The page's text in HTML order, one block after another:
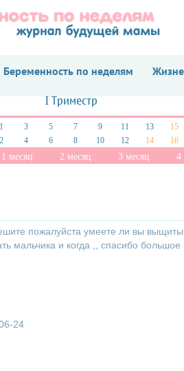
Беременность по неделям
I Триместр
1 3 5 7 9 11 13 15
2
4 6 8 10 12 14 16
1 месяц 2 месяц 3 месяц 4
пожалуйста умеете ли вы
мальчика и когда ,, спасибо большое
24